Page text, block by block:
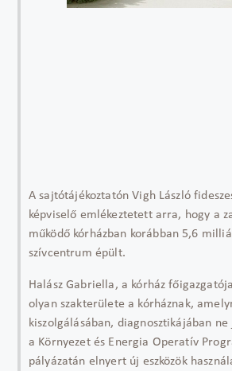
A sajtótájékoztatón Vigh László
képviselő emlékeztetett arra, hogy a
működő kórházban korábban 5,6
szívcentrum épült.
Halász Gabriella, a kórház
olyan szakterülete a kórháznak,
kiszolgálásában, diagnosztikájában
a Környezet és Energia Operatív
pályázatán elnyert új eszközök